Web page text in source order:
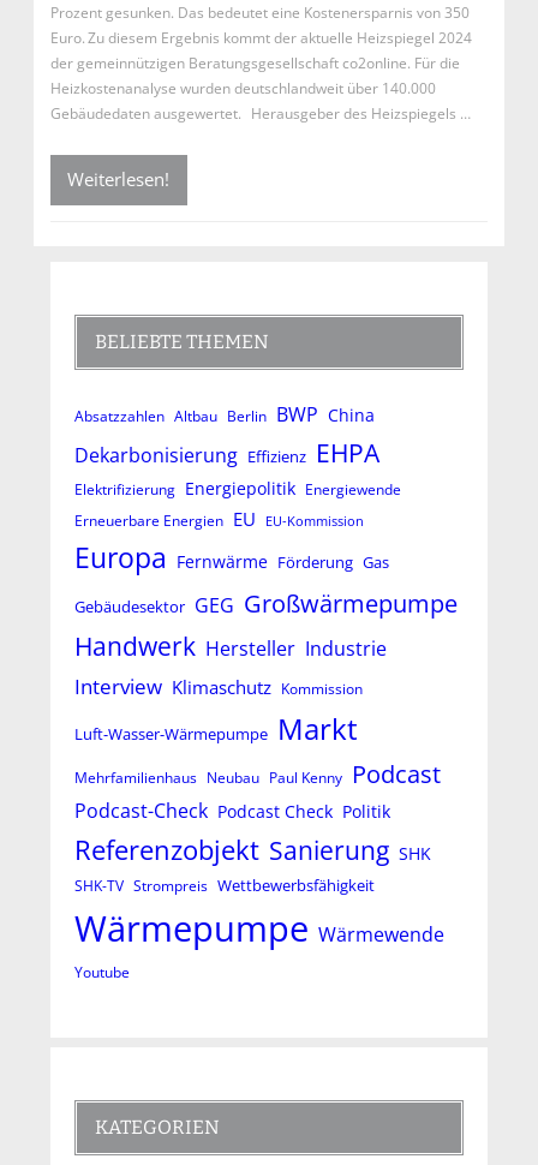
Prozent gesunken. Das bedeutet eine Kostenersparnis von 350
Euro. Zu diesem Ergebnis kommt der aktuelle Heizspiegel 2024
der gemeinnützigen Beratungsgesellschaft co2online. Für die
Heizkostenanalyse wurden deutschlandweit über 140.000
Gebäudedaten ausgewertet. Herausgeber des Heizspiegels …
Weiterlesen!
BELIEBTE THEMEN
Absatzzahlen Altbau Berlin BWP China
Dekarbonisierung Effizienz EHPA
Elektrifizierung Energiepolitik Energiewende
Erneuerbare Energien EU EU-Kommission
Europa Fernwärme Förderung Gas
Gebäudesektor GEG Großwärmepumpe
Handwerk Hersteller Industrie
Interview Klimaschutz Kommission
Luft-Wasser-Wärmepumpe Markt
Mehrfamilienhaus Neubau Paul Kenny Podcast
Podcast-Check Podcast Check Politik
Referenzobjekt Sanierung SHK
SHK-TV Strompreis Wettbewerbsfähigkeit
Wärmepumpe Wärmewende
Youtube
KATEGORIEN